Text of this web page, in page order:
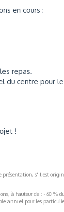
en cours :
repas.
du centre pour
!
présentation, s'il est
à hauteur de : - 60 %
annuel pour les